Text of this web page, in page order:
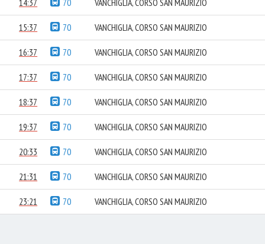
15:37 70 VANCHIGLIA, CORSO SAN MAURIZIO
16:37 70 VANCHIGLIA, CORSO SAN MAURIZIO
17:37 70 VANCHIGLIA, CORSO SAN MAURIZIO
18:37 70 VANCHIGLIA, CORSO SAN MAURIZIO
19:37 70 VANCHIGLIA, CORSO SAN MAURIZIO
20:33 70 VANCHIGLIA, CORSO SAN MAURIZIO
21:31 70 VANCHIGLIA, CORSO SAN MAURIZIO
23:21 70 VANCHIGLIA, CORSO SAN MAURIZIO